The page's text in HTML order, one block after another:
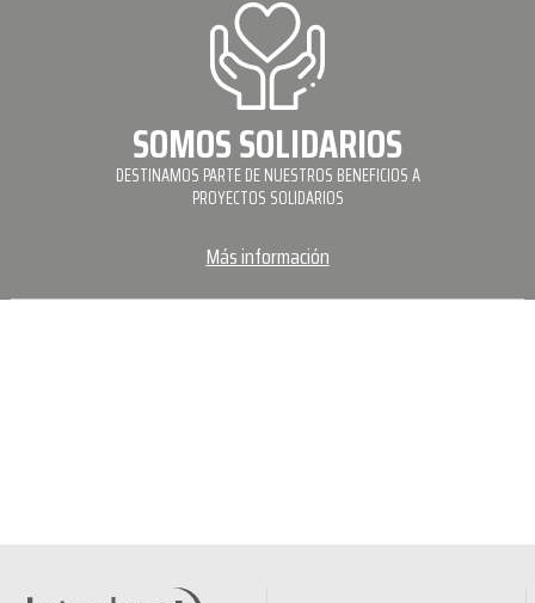
SOMOS SOLIDARIOS
DESTINAMOS PARTE DE NUESTROS BENEFICIOS A
PROYECTOS SOLIDARIOS
Más información